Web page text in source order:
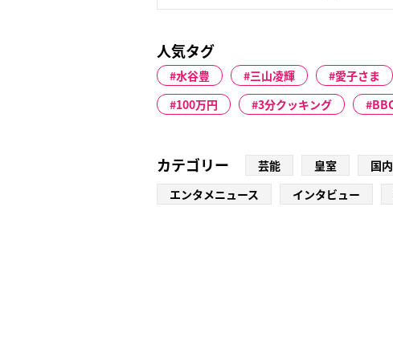
人気タグ
水谷豊 三山凌輝 愛子さま
100万円
3分クッキング
カテゴリー 芸能 皇室 国内
エンタメニュース
インタビュー